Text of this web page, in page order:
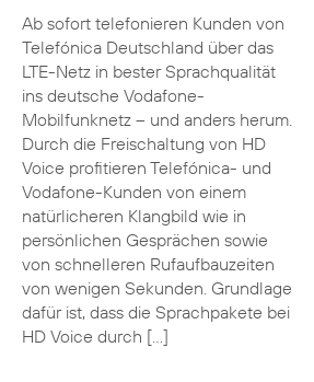
Ab sofort telefonieren Kunden von
Telefónica Deutschland über das
LTE-Netz in bester Sprachqualität
ins deutsche Vodafone-
Mobilfunknetz – und anders herum.
Durch die Freischaltung von HD
Voice profitieren Telefónica- und
Vodafone-Kunden von einem
natürlicheren Klangbild wie in
persönlichen Gesprächen sowie
von schnelleren Rufaufbauzeiten
von wenigen Sekunden. Grundlage
dafür ist, dass die Sprachpakete bei
HD Voice durch […]